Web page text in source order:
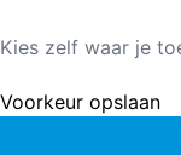
Kies zelf waar je
Voorkeur opslaan